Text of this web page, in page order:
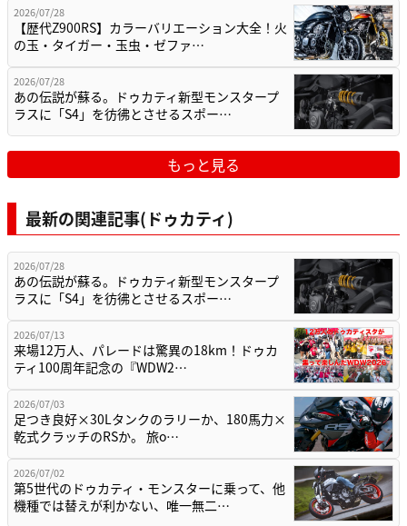
2026/07/28
【歴代Z900RS】カラーバリエーション大全！火
の玉・タイガー・玉虫・ゼファ…
2026/07/28
あの伝説が蘇る。ドゥカティ新型モンスタープ
ラスに「S4」を彷彿とさせるスポー…
もっと見る
最新の関連記事(ドゥカティ)
2026/07/28
あの伝説が蘇る。ドゥカティ新型モンスタープ
ラスに「S4」を彷彿とさせるスポー…
2026/07/13
来場12万人、パレードは驚異の18km！ドゥカ
ティ100周年記念の『WDW2…
2026/07/03
足つき良好×30Lタンクのラリーか、180馬力×
乾式クラッチのRSか。 旅o…
2026/07/02
第5世代のドゥカティ・モンスターに乗って、他
機種では替えが利かない、唯一無二…